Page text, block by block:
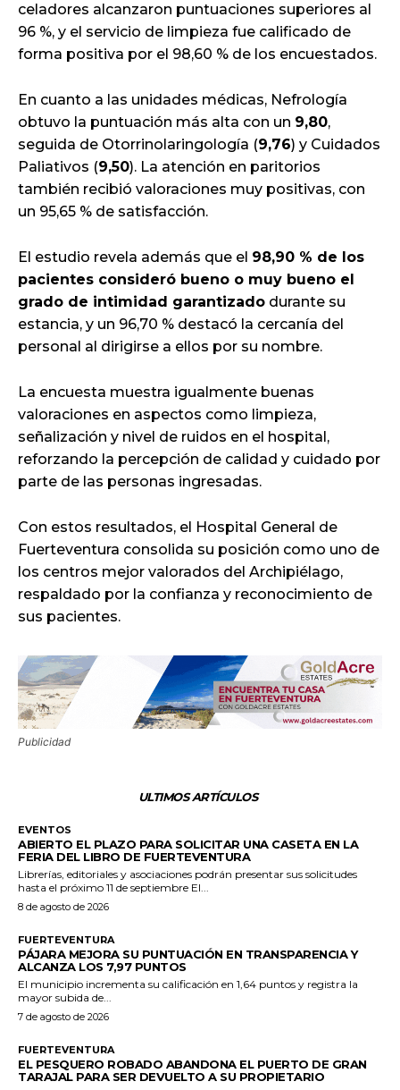
celadores alcanzaron puntuaciones superiores al
96 %, y el servicio de limpieza fue calificado de
forma positiva por el 98,60 % de los encuestados.
En cuanto a las unidades médicas, Nefrología
obtuvo la puntuación más alta con un 9,80,
seguida de Otorrinolaringología (9,76) y Cuidados
Paliativos (9,50). La atención en paritorios
también recibió valoraciones muy positivas, con
un 95,65 % de satisfacción.
El estudio revela además que el 98,90 % de los
pacientes consideró bueno o muy bueno el
grado de intimidad garantizado durante su
estancia, y un 96,70 % destacó la cercanía del
personal al dirigirse a ellos por su nombre.
La encuesta muestra igualmente buenas
valoraciones en aspectos como limpieza,
señalización y nivel de ruidos en el hospital,
reforzando la percepción de calidad y cuidado por
parte de las personas ingresadas.
Con estos resultados, el Hospital General de
Fuerteventura consolida su posición como uno de
los centros mejor valorados del Archipiélago,
respaldado por la confianza y reconocimiento de
sus pacientes.
Publicidad
ULTIMOS ARTÍCULOS
EVENTOS
ABIERTO EL PLAZO PARA SOLICITAR UNA CASETA EN LA
FERIA DEL LIBRO DE FUERTEVENTURA
Librerías, editoriales y asociaciones podrán presentar sus solicitudes
hasta el próximo 11 de septiembre El...
8 de agosto de 2026
FUERTEVENTURA
PÁJARA MEJORA SU PUNTUACIÓN EN TRANSPARENCIA Y
ALCANZA LOS 7,97 PUNTOS
El municipio incrementa su calificación en 1,64 puntos y registra la
mayor subida de...
7 de agosto de 2026
FUERTEVENTURA
EL PESQUERO ROBADO ABANDONA EL PUERTO DE GRAN
TARAJAL PARA SER DEVUELTO A SU PROPIETARIO